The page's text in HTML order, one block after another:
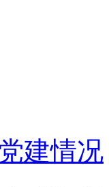
建情况